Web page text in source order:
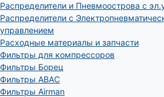
Распределители и Пневмоострова с
Распределители с
управлением
Расходные материалы и запчасти
Фильтры для компрессоров
Фильтры Борец
Фильтры ABAC
Фильтры Airman